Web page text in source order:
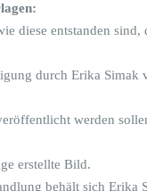
diese entstanden sind,
durch Erika Simak
werden
erstellte Bild.
behält sich Erika